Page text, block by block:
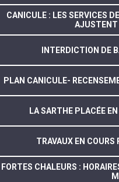
CANICULE : LES SERVICES
AJUSTENT
INTERDICTION DE
PLAN CANICULE-
LA SARTHE PLACÉE
TRAVAUX EN COURS
FORTES CHALEURS :